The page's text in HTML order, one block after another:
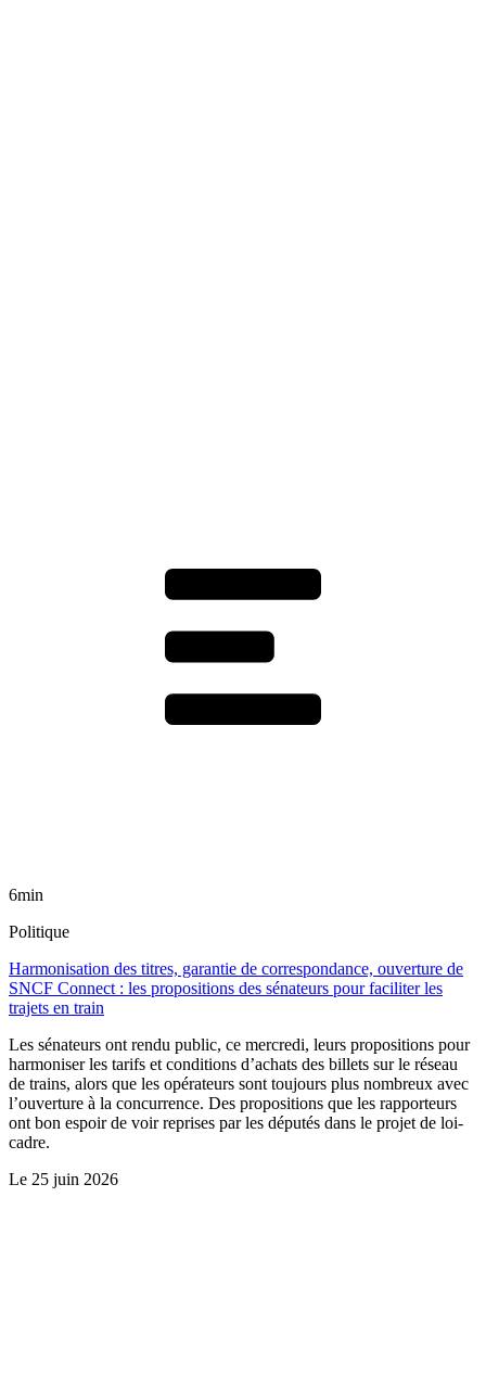
6min
Politique
Harmonisation des titres, garantie de correspondance, ouverture de
SNCF Connect : les propositions des sénateurs pour faciliter les
trajets en train
Les sénateurs ont rendu public, ce mercredi, leurs propositions pour
harmoniser les tarifs et conditions d’achats des billets sur le réseau
de trains, alors que les opérateurs sont toujours plus nombreux avec
l’ouverture à la concurrence. Des propositions que les rapporteurs
ont bon espoir de voir reprises par les députés dans le projet de loi-
cadre.
Le 25 juin 2026